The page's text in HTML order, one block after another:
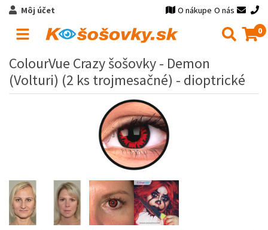
Môj účet O nákupe O nás
0
ColourVue Crazy šošovky - Demon
(Volturi) (2 ks trojmesačné) - dioptrické